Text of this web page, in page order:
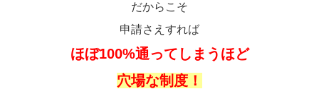
だからこそ
申請さえすれば
ほぼ100%通ってしまうほど
穴場な制度！